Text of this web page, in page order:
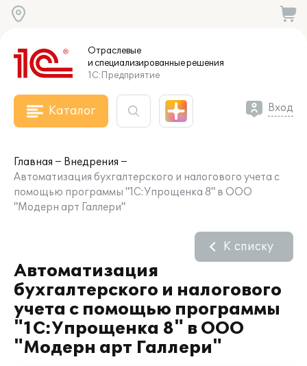
Отраслевые
и специализированныерешения
1С:Предприятие
Каталог Вход
Главная
Внедрения
Автоматизация бухгалтерского и налогового учета с
помощью программы "1С:Упрощенка 8" в ООО
"Модерн арт Галлери"
Автоматизация
бухгалтерского и налогового
учета с помощью программы
"1С:Упрощенка 8" в ООО
"Модерн арт Галлери"
К списку